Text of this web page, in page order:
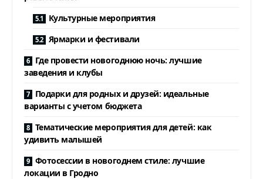
Культурные мероприятия
Ярмарки и фестивали
Где провести новогоднюю ночь: лучшие
заведения и клубы
Подарки для родных и друзей: идеальные
варианты с учетом бюджета
Тематические мероприятия для детей: как
удивить малышей
Фотосессии в новогоднем стиле: лучшие
локации в Гродно